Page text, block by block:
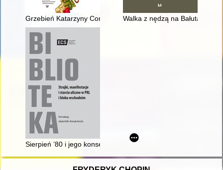
Grzebień Katarzyny Cornaro" w zbiorach Muzeum
Walka z nędzą na Bałutach i
Sierpień ’80 i jego konsekwencje a działania pomocowe